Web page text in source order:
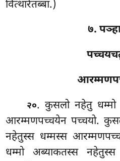
वित्थारेतब्बा.)
७.
२०. कुसलो नहेतु
आरम्मणपच्चयेन पच्चयो.
नहेतुस्स धम्मस्स
धम्मो अब्याकतस्स